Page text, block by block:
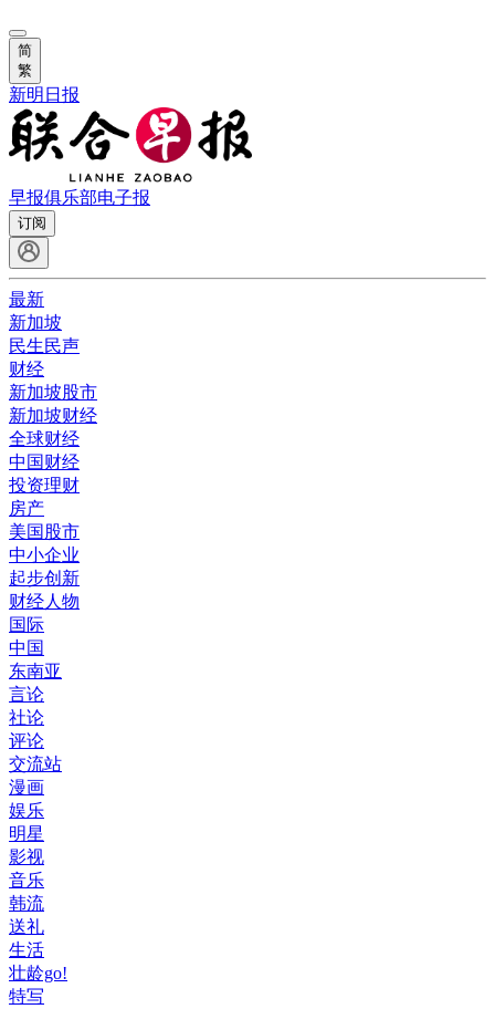
简
繁
新明日报
早报俱乐部电子报
订阅
最新
新加坡
民生民声
财经
新加坡股市
新加坡财经
全球财经
中国财经
投资理财
房产
美国股市
中小企业
起步创新
财经人物
国际
中国
东南亚
言论
社论
评论
交流站
漫画
娱乐
明星
影视
音乐
韩流
送礼
生活
壮龄go!
特写